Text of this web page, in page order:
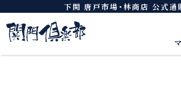
下関 唐戸市場･林商店 公式通